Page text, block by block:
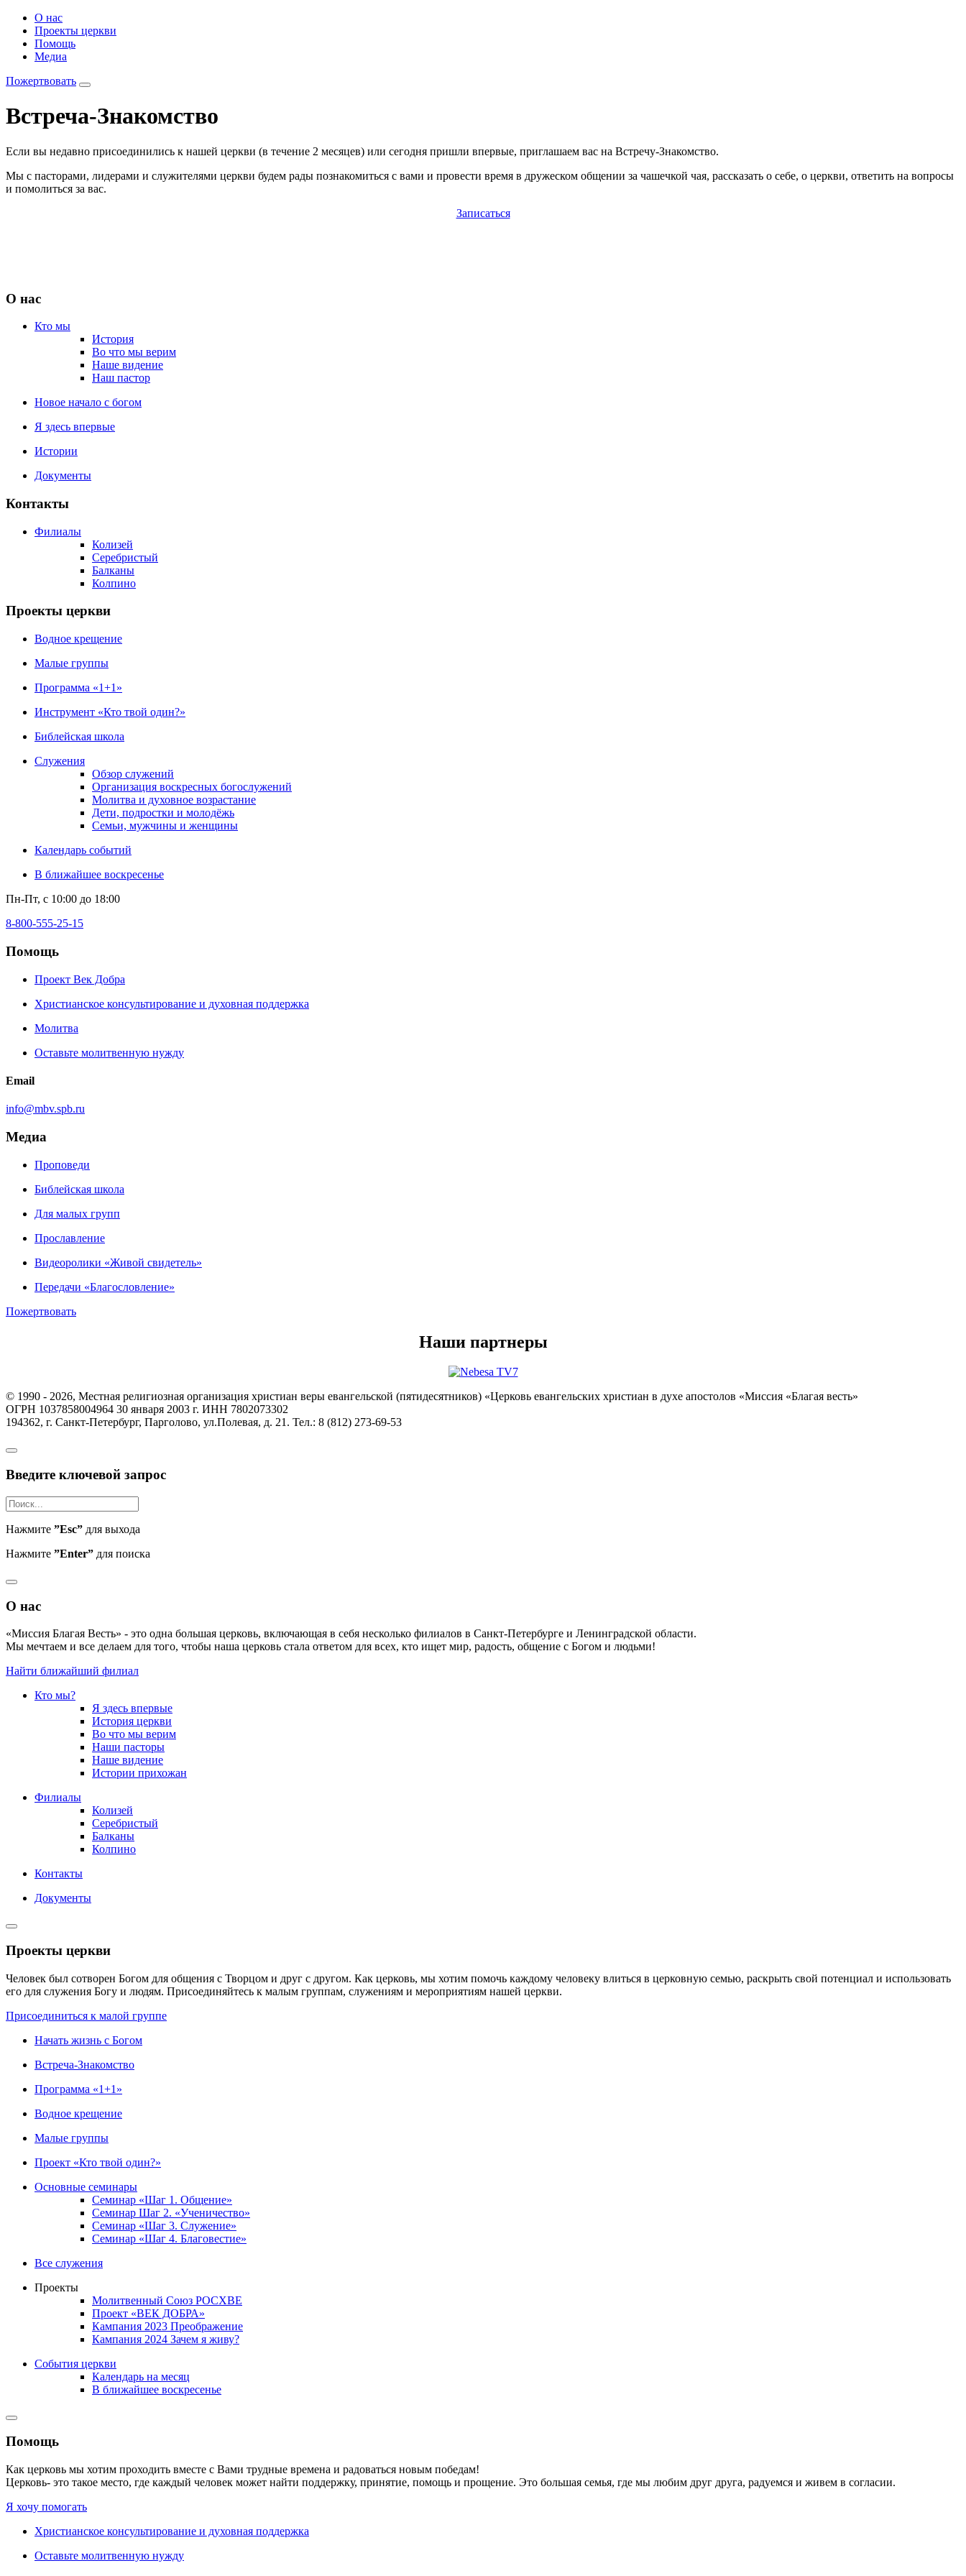
О нас
Проекты церкви
Помощь
Медиа
Пожертвовать
Встреча-Знакомство
Если вы недавно присоединились к нашей церкви (в течение 2 месяцев) или сегодня пришли впервые, приглашаем вас на Встречу-Знакомство.
Мы с пасторами, лидерами и служителями церкви будем рады познакомиться с вами и провести время в дружеском общении за чашечкой чая, рассказать о себе, о церкви, ответить на вопросы
и помолиться за вас.
Записаться
О нас
Кто мы
История
Во что мы верим
Наше видение
Наш пастор
Новое начало с богом
Я здесь впервые
Истории
Документы
Контакты
Филиалы
Колизей
Серебристый
Балканы
Колпино
Проекты церкви
Водное крещение
Малые группы
Программа «1+1»
Инструмент «Кто твой один?»
Библейская школа
Служения
Обзор служений
Организация воскресных богослужений
Молитва и духовное возрастание
Дети, подростки и молодёжь
Семьи, мужчины и женщины
Календарь событий
В ближайшее воскресенье
Пн-Пт, с 10:00 до 18:00
8-800-555-25-15
Помощь
Проект Век Добра
Христианское консультирование и духовная поддержка
Молитва
Оставьте молитвенную нужду
Email
info@mbv.spb.ru
Медиа
Проповеди
Библейская школа
Для малых групп
Прославление
Видеоролики «Живой свидетель»
Передачи «Благословление»
Пожертвовать
Наши партнеры
© 1990 - 2026, Местная религиозная организация христиан веры евангельской (пятидесятников) «Церковь евангельских христиан в духе апостолов «Миссия «Благая весть»
ОГРН 1037858004964 30 января 2003 г. ИНН 7802073302
194362, г. Санкт-Петербург, Парголово, ул.Полевая, д. 21. Тел.: 8 (812) 273-69-53
Введите ключевой запрос
Нажмите ”Esc” для выхода
Нажмите ”Enter” для поиска
О нас
«Миссия Благая Весть» - это одна большая церковь, включающая в себя несколько филиалов в Санкт-Петербурге и Ленинградской области.
Мы мечтаем и все делаем для того, чтобы наша церковь стала ответом для всех, кто ищет мир, радость, общение с Богом и людьми!
Найти ближайший филиал
Кто мы?
Я здесь впервые
История церкви
Во что мы верим
Наши пасторы
Наше видение
Истории прихожан
Филиалы
Колизей
Серебристый
Балканы
Колпино
Контакты
Документы
Проекты церкви
Человек был сотворен Богом для общения с Творцом и друг с другом. Как церковь, мы хотим помочь каждому человеку влиться в церковную семью, раскрыть свой потенциал и использовать
его для служения Богу и людям. Присоединяйтесь к малым группам, служениям и мероприятиям нашей церкви.
Присоединиться к малой группе
Начать жизнь с Богом
Встреча-Знакомство
Программа «1+1»
Водное крещение
Малые группы
Проект «Кто твой один?»
Основные семинары
Семинар «Шаг 1. Общение»
Семинар Шаг 2. «Ученичество»
Семинар «Шаг 3. Служение»
Семинар «Шаг 4. Благовестие»
Все служения
Проекты
Молитвенный Союз РОСХВЕ
Проект «ВЕК ДОБРА»
Кампания 2023 Преображение
Кампания 2024 Зачем я живу?
События церкви
Календарь на месяц
В ближайшее воскресенье
Помощь
Как церковь мы хотим проходить вместе с Вами трудные времена и радоваться новым победам!
Церковь- это такое место, где каждый человек может найти поддержку, принятие, помощь и прощение. Это большая семья, где мы любим друг друга, радуемся и живем в согласии.
Я хочу помогать
Христианское консультирование и духовная поддержка
Оставьте молитвенную нужду